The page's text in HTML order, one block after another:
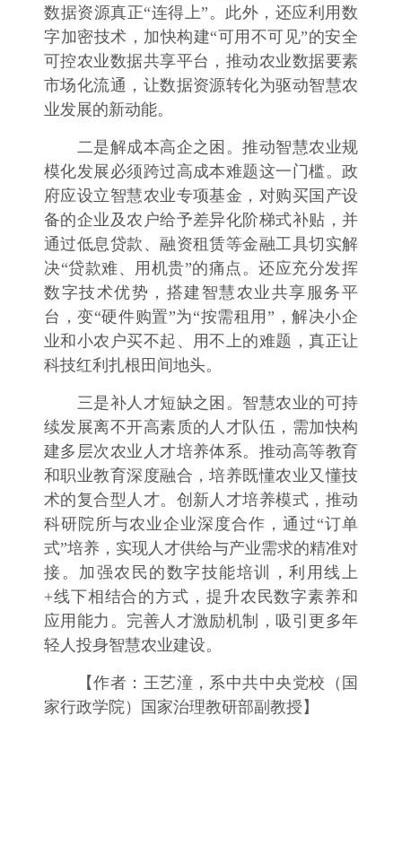
数据资源真正“连得上”。此外，还应利用数
字加密技术，加快构建“可用不可见”的安全
可控农业数据共享平台，推动农业数据要素
市场化流通，让数据资源转化为驱动智慧农
业发展的新动能。
二是解成本高企之困。推动智慧农业规
模化发展必须跨过高成本难题这一门槛。政
府应设立智慧农业专项基金，对购买国产设
备的企业及农户给予差异化阶梯式补贴，并
通过低息贷款、融资租赁等金融工具切实解
决“贷款难、用机贵”的痛点。还应充分发挥
数字技术优势，搭建智慧农业共享服务平
台，变“硬件购置”为“按需租用”，解决小企
业和小农户买不起、用不上的难题，真正让
科技红利扎根田间地头。
三是补人才短缺之困。智慧农业的可持
续发展离不开高素质的人才队伍，需加快构
建多层次农业人才培养体系。推动高等教育
和职业教育深度融合，培养既懂农业又懂技
术的复合型人才。创新人才培养模式，推动
科研院所与农业企业深度合作，通过“订单
式”培养，实现人才供给与产业需求的精准对
接。加强农民的数字技能培训，利用线上
+线下相结合的方式，提升农民数字素养和
应用能力。完善人才激励机制，吸引更多年
轻人投身智慧农业建设。
【作者：王艺潼，系中共中央党校（国
家行政学院）国家治理教研部副教授】